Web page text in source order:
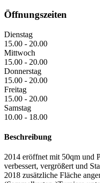
Öffnungszeiten
Dienstag
15.00 - 20.00
Mittwoch
15.00 - 20.00
Donnerstag
15.00 - 20.00
Freitag
15.00 - 20.00
Samstag
10.00 - 18.00
Beschreibung
2014 eröffnet mit 50qm und
verbessert, vergrößert und
2018 zusätzliche Fläche